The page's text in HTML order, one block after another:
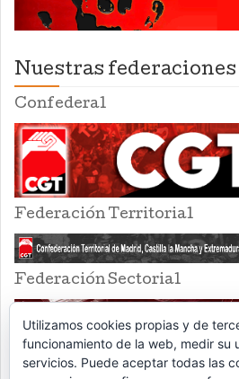
Nuestras federaciones
Confederal
Federación Territorial
Federación Sectorial
Utilizamos cookies propias y de
funcionamiento de la web, medir su
servicios. Puede aceptar todas las